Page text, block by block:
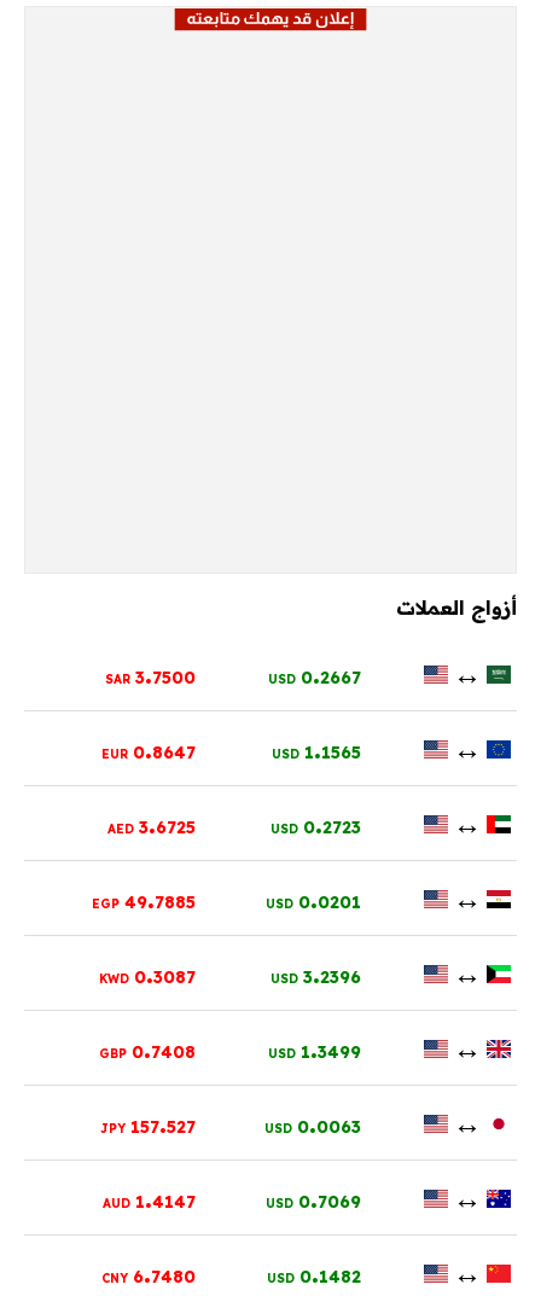
أزواج العملات
↔
0.2667
USD
3.7500
SAR
↔
1.1565
USD
0.8647
EUR
↔
0.2723
USD
3.6725
AED
↔
0.0201
USD
49.7885
EGP
↔
3.2396
USD
0.3087
KWD
↔
1.3499
USD
0.7408
GBP
↔
0.0063
USD
157.527
JPY
↔
0.7069
USD
1.4147
AUD
↔
0.1482
USD
6.7480
CNY